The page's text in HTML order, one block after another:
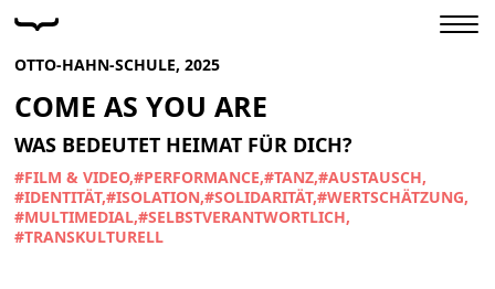
OTTO-HAHN-SCHULE, 2025
COME AS YOU ARE
WAS BEDEUTET HEIMAT FÜR DICH?
#FILM & VIDEO #PERFORMANCE #TANZ #AUSTAUSCH
#IDENTITÄT #ISOLATION #SOLIDARITÄT #WERTSCHÄTZUNG
#MULTIMEDIAL #SELBSTVERANTWORTLICH
#TRANSKULTURELL